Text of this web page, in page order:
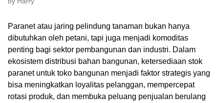
Paranet atau jaring pelindung tanaman bukan hanya
dibutuhkan oleh petani, tapi juga menjadi komoditas
penting bagi sektor pembangunan dan industri. Dalam
ekosistem distribusi bahan bangunan, ketersediaan stok
paranet untuk toko bangunan menjadi faktor strategis yang
bisa meningkatkan loyalitas pelanggan, mempercepat
rotasi produk, dan membuka peluang penjualan berulang